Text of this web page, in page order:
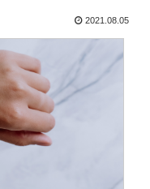
2021.08.05